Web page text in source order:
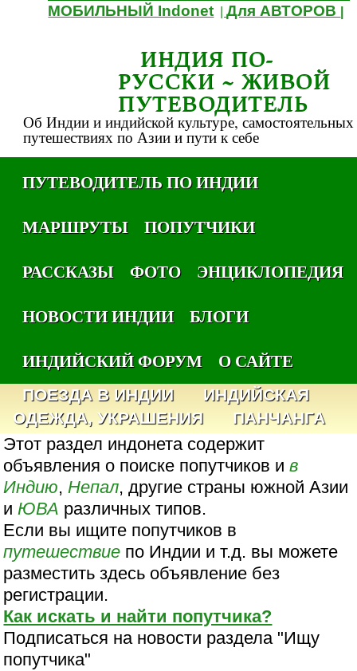
МОБИЛЬНЫЙ Indonet |Для АВТОРОВ
ИНДИЯ ПО-
РУССКИ ~ ЖИВОЙ
ПУТЕВОДИТЕЛЬ
Об Индии и индийской культуре, самостоятельных
путешествиях по Азии и пути к себе
ПУТЕВОДИТЕЛЬ ПО ИНДИИ
МАРШРУТЫ
ПОПУТЧИКИ
РАССКАЗЫ
ФОТО
ЭНЦИКЛОПЕДИЯ
НОВОСТИ ИНДИИ
БЛОГИ
ИНДИЙСКИЙ ФОРУМ
О САЙТЕ
ПОЕЗДА В ИНДИИ
ИНДИЙСКАЯ
ОДЕЖДА, УКРАШЕНИЯ
ПАНЧАНГА
Этот раздел индонета содержит
объявления о поиске попутчиков ив
Индию,Непал, другие страны южной Азии
иЮВА различных типов.
Если вы ищите попутчиков в
путешествие по Индии и т.д. вы можете
разместить здесь объявление без
регистрации.
Как искать и найти попутчика?
Подписаться на новости раздела "Ищу
попутчика"